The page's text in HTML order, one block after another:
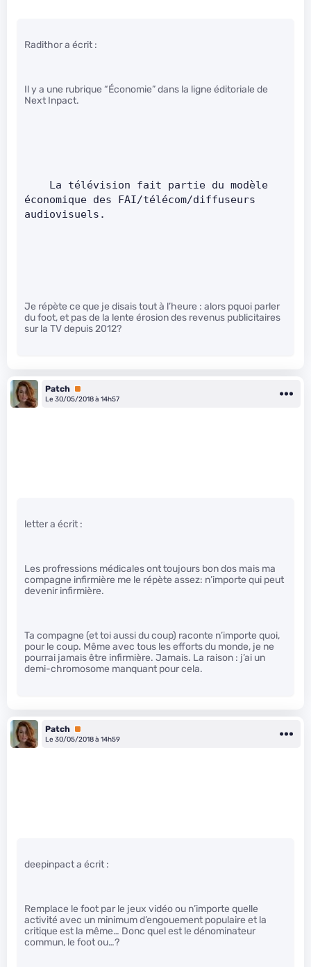
Radithor a écrit :
Il y a une rubrique “Économie” dans la ligne éditoriale de
Next Inpact.
économique des FAI/télécom/diffuseurs
audiovisuels.
Je répète ce que je disais tout à l’heure : alors pquoi parler
du foot, et pas de la lente érosion des revenus publicitaires
sur la TV depuis 2012?
Patch Premium
Le 30/05/2018 à 14h57
letter a écrit :
Les profressions médicales ont toujours bon dos mais ma
compagne infirmière me le répète assez: n’importe qui peut
devenir infirmière.
Ta compagne (et toi aussi du coup) raconte n’importe quoi,
pour le coup. Même avec tous les efforts du monde, je ne
pourrai jamais être infirmière. Jamais. La raison : j’ai un
demi-chromosome manquant pour cela.
Patch Premium
Le 30/05/2018 à 14h59
deepinpact a écrit :
Remplace le foot par le jeux vidéo ou n’importe quelle
activité avec un minimum d’engouement populaire et la
critique est la même… Donc quel est le dénominateur
commun, le foot ou…?